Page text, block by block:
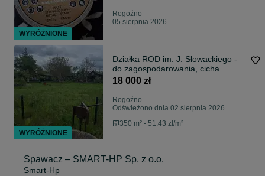
Rogoźno
05 sierpnia 2026
Działka ROD im. J. Słowackiego -
do zagospodarowania, cicha
spokojna okolica
18 000 zł
Rogoźno
Odświeżono dnia 02 sierpnia 2026
350 m² - 51.43 zł/m²
Spawacz – SMART-HP Sp. z o.o.
Smart-Hp
WYRÓŻNIONE
WYRÓŻNIONE